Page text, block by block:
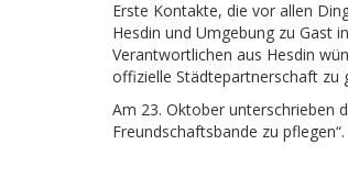
Erste Kontakte, die vor allen
Hesdin und Umgebung zu Gast
Verantwortlichen aus Hesdin
offizielle Städtepartnerschaft zu
Am 23. Oktober unterschrieben
Freundschaftsbande zu